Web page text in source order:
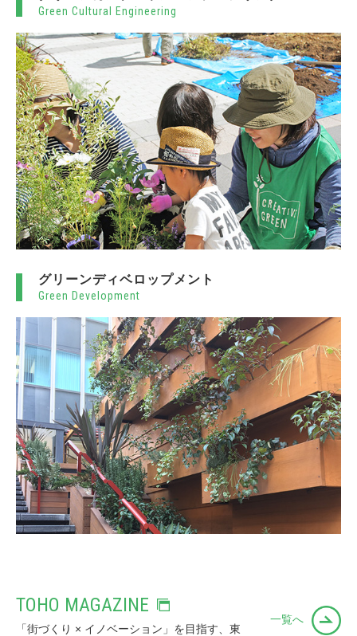
Green Cultural Engineering
グリーンディベロップメント
Green Development
TOHO MAGAZINE
「街づくり × イノベーション」を目指す、東
一覧へ